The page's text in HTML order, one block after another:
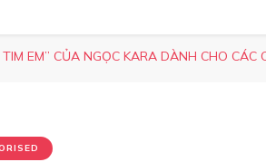
EM” CỦA NGỌC KARA DÀNH CHO CÁC